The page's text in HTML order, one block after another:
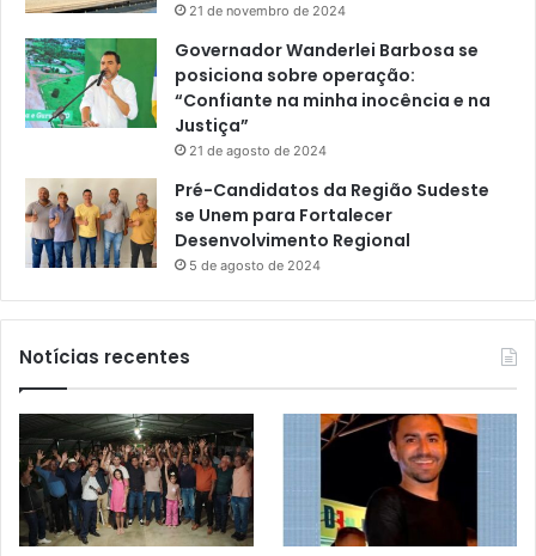
21 de novembro de 2024
Governador Wanderlei Barbosa se
posiciona sobre operação:
“Confiante na minha inocência e na
Justiça”
21 de agosto de 2024
Pré-Candidatos da Região Sudeste
se Unem para Fortalecer
Desenvolvimento Regional
5 de agosto de 2024
Notícias recentes